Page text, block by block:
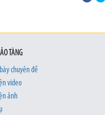
TÀNG
chuyên đề
video
ảnh